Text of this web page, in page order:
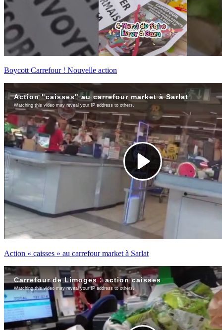
Boycott Carrefour ! Nouvelle action
Action « caisses » au carrefour market à Sarlat